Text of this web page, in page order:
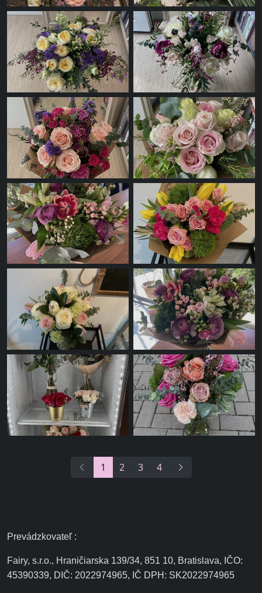
1 2 3 4
Prevádzkovateľ :
Fairy, s.r.o., Hraničiarska 139/34, 851 10, Bratislava, IČO:
45390339, DIČ: 2022974965, IČ DPH: SK2022974965